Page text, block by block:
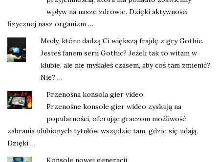
wpływ na nasze zdrowie. Dzięki aktywności
fizycznej nasz organizm …
Mody, które dadzą Ci większą frajdę z gry Gothic.
Jesteś fanem serii Gothic? Jeżeli tak to witam w
klubie, ale nie myślałeś czasem, aby coś tam zmienić?
Nie? …
Przenośna konsola gier video
Przenośne konsole gier wideo zyskują na
popularności, oferując graczom możliwość
zabrania ulubionych tytułów wszędzie tam, gdzie się udają.
Dzięki …
Konsole nowej generacji